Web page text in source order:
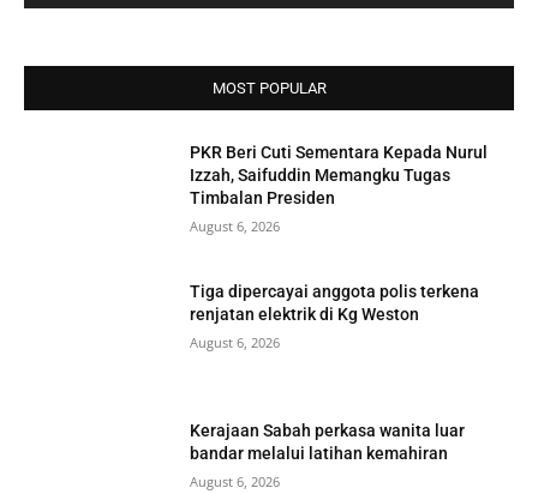
MOST POPULAR
PKR Beri Cuti Sementara Kepada Nurul
Izzah, Saifuddin Memangku Tugas
Timbalan Presiden
August 6, 2026
Tiga dipercayai anggota polis terkena
renjatan elektrik di Kg Weston
August 6, 2026
Kerajaan Sabah perkasa wanita luar
bandar melalui latihan kemahiran
August 6, 2026